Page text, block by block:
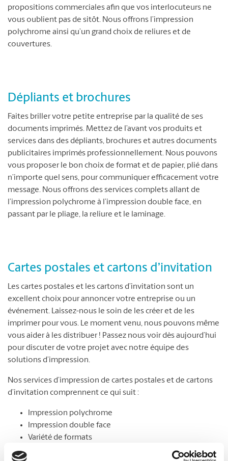
propositions commerciales afin que vos interlocuteurs ne
vous oublient pas de sitôt. Nous offrons l’impression
polychrome ainsi qu’un grand choix de reliures et de
couvertures.
Dépliants et brochures
Faites briller votre petite entreprise par la qualité de ses
documents imprimés. Mettez de l’avant vos produits et
services dans des dépliants, brochures et autres documents
publicitaires imprimés professionnellement. Nous pouvons
vous proposer le bon choix de format et de papier, plié dans
n’importe quel sens, pour communiquer efficacement votre
message. Nous offrons des services complets allant de
l’impression polychrome à l’impression double face, en
passant par le pliage, la reliure et le laminage.
Cartes postales et cartons d’invitation
Les cartes postales et les cartons d’invitation sont un
excellent choix pour annoncer votre entreprise ou un
événement. Laissez-nous le soin de les créer et de les
imprimer pour vous. Le moment venu, nous pouvons même
vous aider à les distribuer ! Passez nous voir dès aujourd’hui
pour discuter de votre projet avec notre équipe des
solutions d’impression.
Nos services d’impression de cartes postales et de cartons
d’invitation comprennent ce qui suit :
Impression polychrome
Impression double face
Variété de formats